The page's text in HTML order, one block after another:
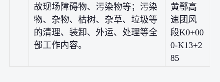
故现场障碍物、污染物等；污染
物、杂物、枯树、杂草、垃圾等
的清理、装卸、外运、处理等全
部工作内容。
黄鄂高
速团风
段K0+00
0-K13+2
85